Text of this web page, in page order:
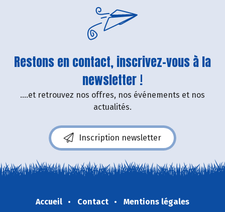
Restons en contact, inscrivez-vous à la
newsletter !
....et retrouvez nos offres, nos événements et nos
actualités.
Inscription newsletter
Accueil Contact
Mentions légales